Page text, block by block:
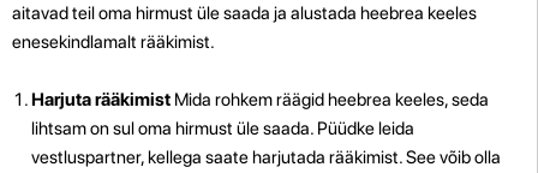
aitavad teil oma hirmust üle saada ja alustada heebrea keeles
enesekindlamalt rääkimist.
Harjuta rääkimist Mida rohkem räägid heebrea keeles, seda
lihtsam on sul oma hirmust üle saada. Püüdke leida
vestluspartner, kellega saate harjutada rääkimist. See võib olla